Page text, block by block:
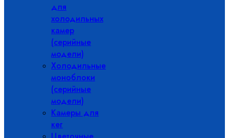
для
холодильных
камер
(серийные
модели)
Холодильные
моноблоки
(серийные
модели)
Камеры для
кег